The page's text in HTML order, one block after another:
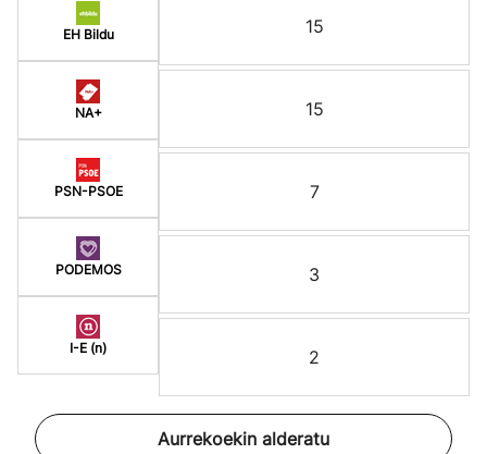
EH Bildu
NA+
PSN-PSOE
PODEMOS
I-E (n)
15
15
7
3
2
Aurrekoekin alderatu